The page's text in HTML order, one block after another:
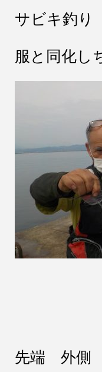
サビキ釣り
服と同化し
先端 外側